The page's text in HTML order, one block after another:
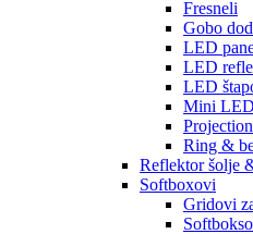
Fresneli
Gobo
LED
LED
LED
Mini
Ring &
Reflektor šolje
Softboxovi
Gridovi